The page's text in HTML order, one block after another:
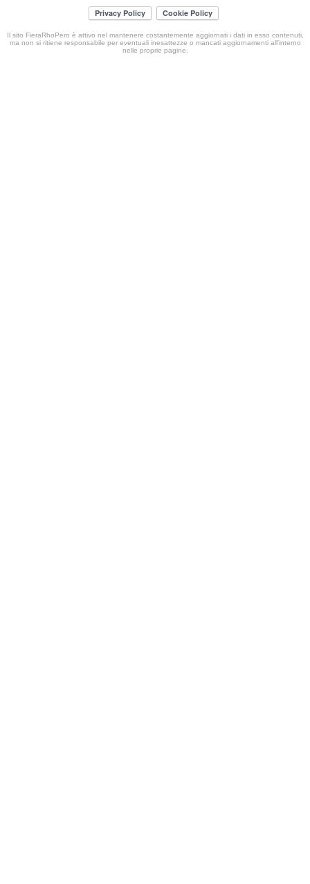
Il sito FieraRhoPero è attivo nel mantenere costantemente aggiornati i dati in esso contenuti,
ma non si ritiene responsabile per eventuali inesattezze o mancati aggiornamenti all'interno
nelle proprie pagine.